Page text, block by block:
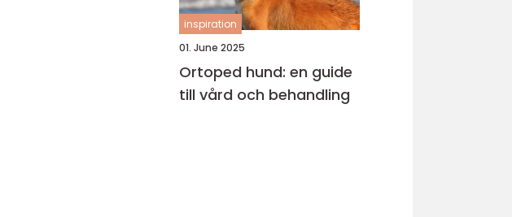
inspiration
01. June 2025
Ortoped hund: en guide
till vård och behandling